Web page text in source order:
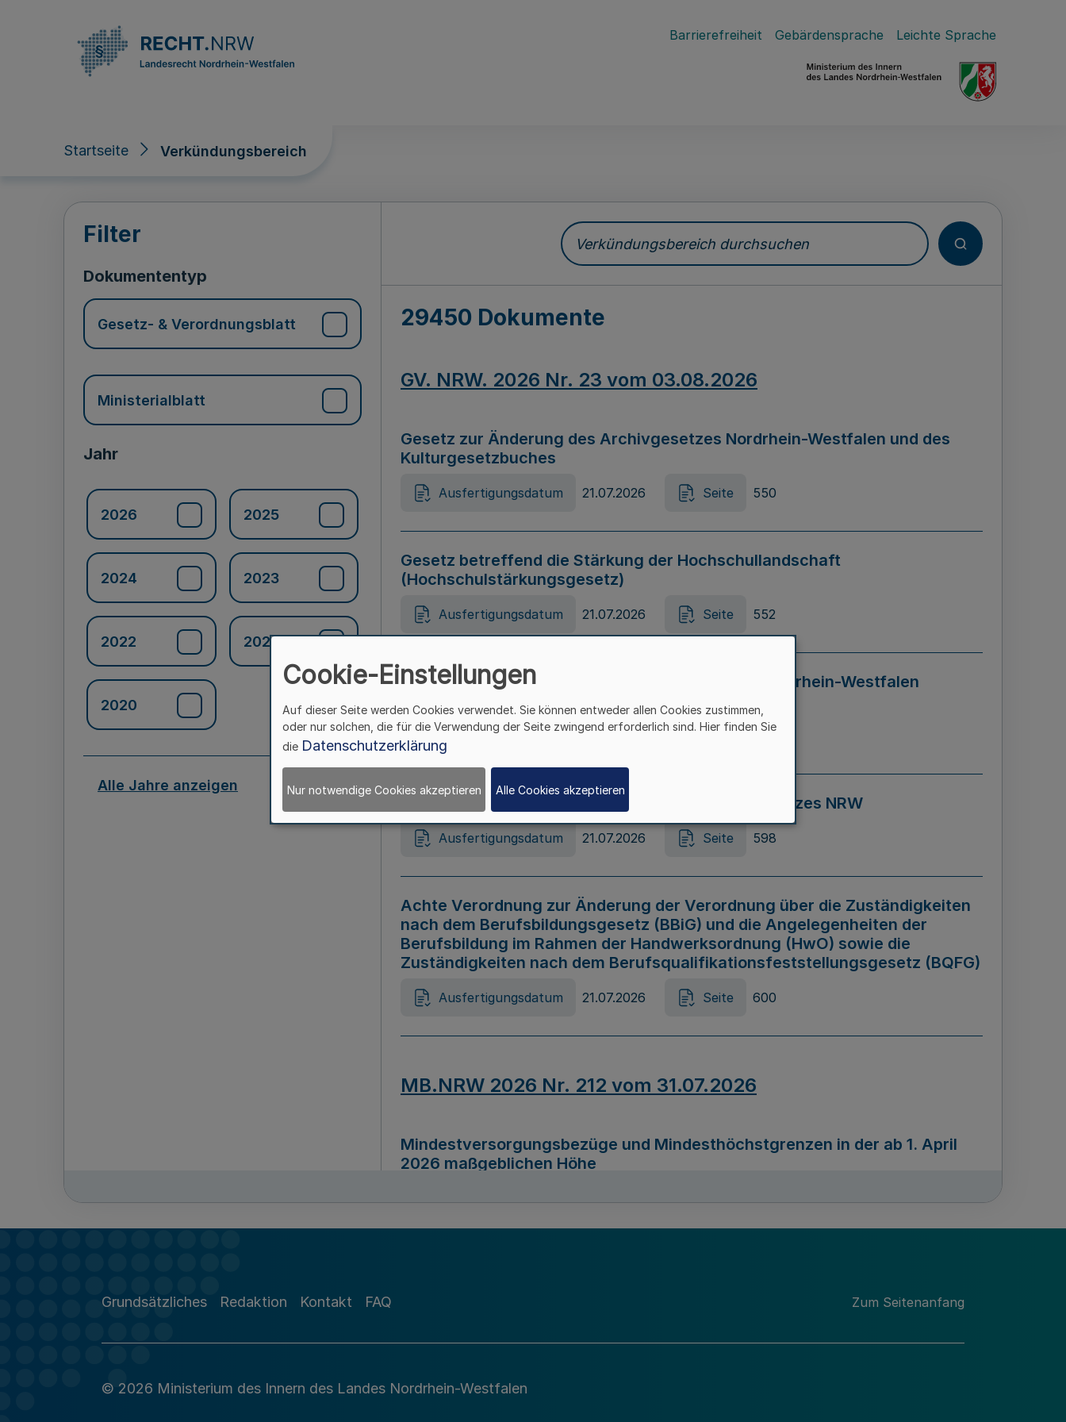
Barrierefreiheit Gebärdensprache Leichte Sprache
Startseite Verkündungsbereich
Verkündungsbereich
Filter
Dokumententyp
Gesetz- & Verordnungsblatt
Ministerialblatt
Jahr
2026 2025
2024 2023
2022 2021
2020
Alle Jahre anzeigen
Verkündungsbereich durchsuchen
29450 Dokumente
GV. NRW. 2026 Nr. 23 vom 03.08.2026
Gesetz zur Änderung des Archivgesetzes Nordrhein-Westfalen und des
Kulturgesetzbuches
Ausfertigungsdatum 21.07.2026 Seite 550
Gesetz betreffend die Stärkung der Hochschullandschaft
(Hochschulstärkungsgesetz)
Ausfertigungsdatum 21.07.2026 Seite 552
Gesetz zur Vermeidung von Diskriminierung in Nordrhein-Westfalen
(Landesantidiskriminierungsgesetz – LADG NRW)
Ausfertigungsdatum 21.07.2026 Seite 595
Gesetz zur Änderung des Online-Casinospiel Gesetzes NRW
Ausfertigungsdatum 21.07.2026 Seite 598
Achte Verordnung zur Änderung der Verordnung über die Zuständigkeiten
nach dem Berufsbildungsgesetz (BBiG) und die Angelegenheiten der
Berufsbildung im Rahmen der Handwerksordnung (HwO) sowie die
Zuständigkeiten nach dem Berufsqualifikationsfeststellungsgesetz (BQFG)
Ausfertigungsdatum 21.07.2026 Seite 600
MB.NRW 2026 Nr. 212 vom 31.07.2026
Mindestversorgungsbezüge und Mindesthöchstgrenzen in der ab 1. April
2026 maßgeblichen Höhe
Richtlinie zur Durchführung des Förderprogramms „Mittelstand Innovativ &
Grundsätzliches Redaktion Kontakt FAQ Zum Seitenanfang
© 2026 Ministerium des Innern des Landes Nordrhein-Westfalen
Cookie-Einstellungen
Auf dieser Seite werden Cookies verwendet. Sie können entweder allen Cookies zustimmen,
oder nur solchen, die für die Verwendung der Seite zwingend erforderlich sind. Hier finden Sie
die Datenschutzerklärung
Nur notwendige Cookies akzeptieren Alle Cookies akzeptieren